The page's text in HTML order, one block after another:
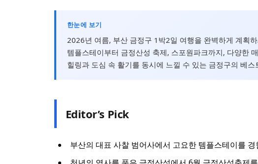
한눈에 보기
2026년 여름, 부산 금정구 1박2일 여행을 완벽하게 계획
템플스테이부터 금정산성 축제, 스포원파크까지, 다양한
힐링과 도심 속 활기를 동시에 느낄 수 있는 금정구의 베
Editor’s Pick
부산의 대표 사찰 범어사에서 고요한 템플스테이를 경